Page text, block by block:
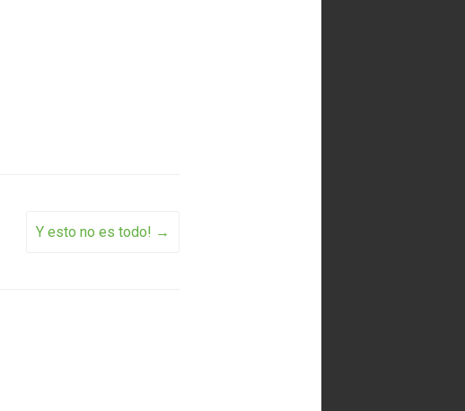
Y esto no es todo! →